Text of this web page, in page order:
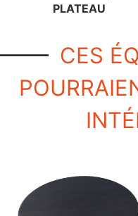
PLATEAU
CES